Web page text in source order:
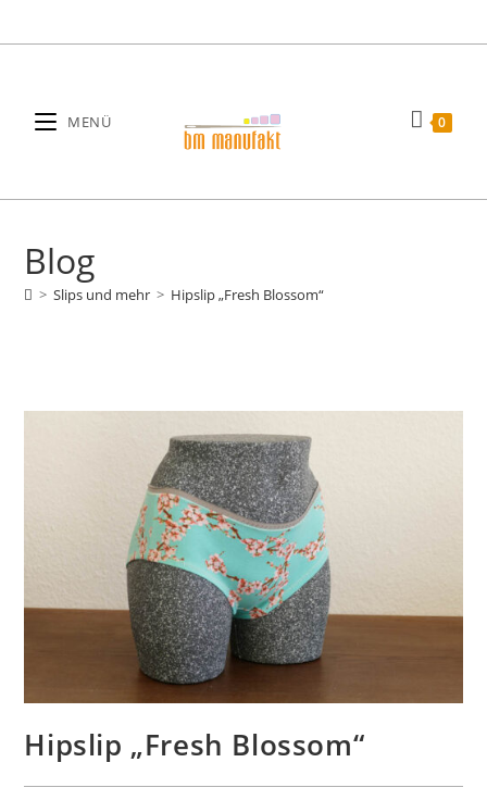
Inhalt
MENÜ 0
Blog
> Slips und mehr > Hipslip „Fresh Blossom“
Hipslip „Fresh Blossom“